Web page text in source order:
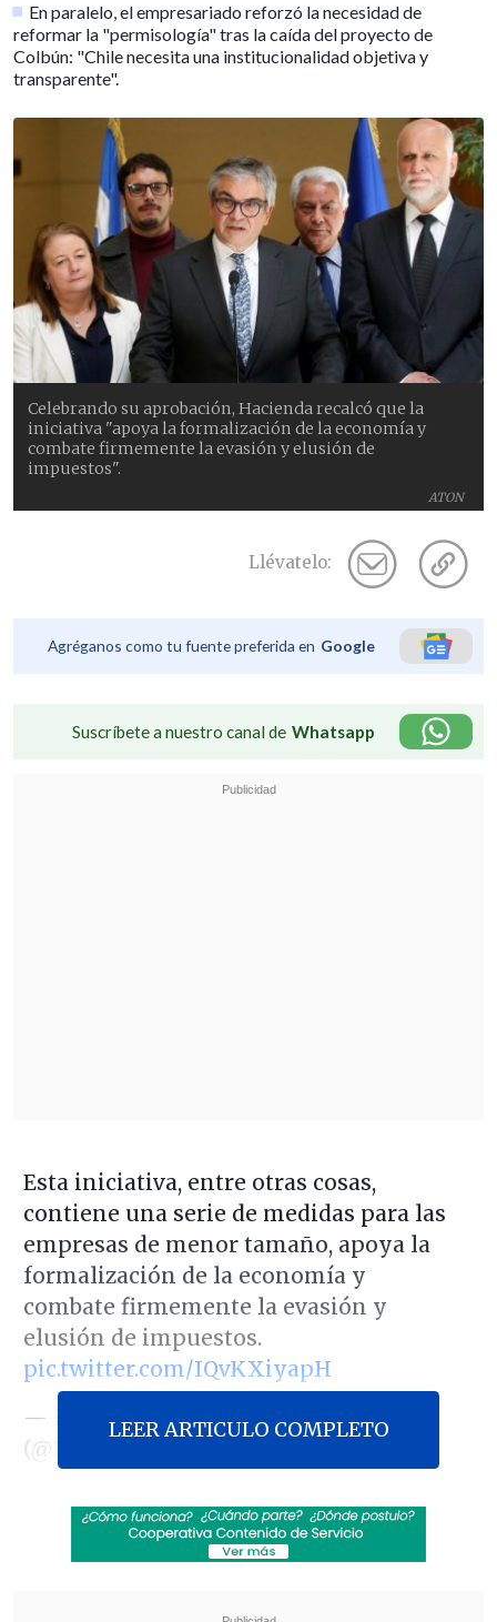
En paralelo, el empresariado reforzó la necesidad de
reformar la "permisología" tras la caída del proyecto de
Colbún: "Chile necesita una institucionalidad objetiva y
transparente".
ATON
Celebrando su aprobación, Hacienda recalcó que la
iniciativa "apoya la formalización de la economía y
combate firmemente la evasión y elusión de
impuestos".
Llévatelo:
Agréganos como tu fuente preferida en Google
Suscríbete a nuestro canal de Whatsapp
Esta iniciativa, entre otras cosas,
contiene una serie de medidas para las
empresas de menor tamaño, apoya la
formalización de la economía y
combate firmemente la evasión y
elusión de impuestos.
pic.twitter.com/IQvKXiyapH
— Ministerio de Hacienda
(@Min_Hacienda)
despachó a ley este miércoles el
proyecto que dicta normas para
LEER ARTICULO COMPLETO